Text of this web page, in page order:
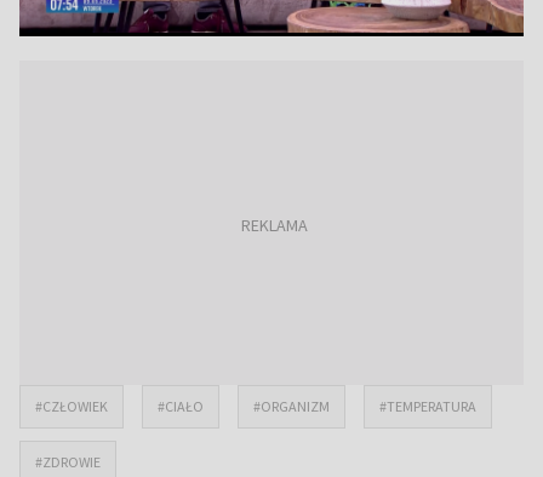
#CZŁOWIEK #CIAŁO #ORGANIZM #TEMPERATURA
#ZDROWIE